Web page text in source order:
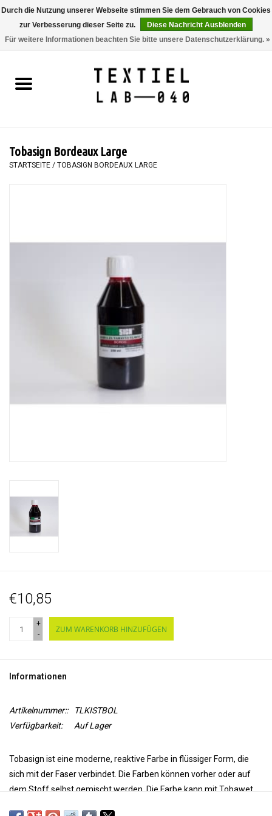
0 Artikel - €0,00
BÜCHER
MALEN
Tobasign Bordeaux Large
STARTSEITE / TOBASIGN BORDEAUX LARGE
€10,85
+
-
ZUM WARENKORB HINZUFÜGEN
Informationen
Artikelnummer::
TLKISTBOL
Verfügbarkeit:
Auf Lager
Tobasign ist eine moderne, reaktive Farbe in flüssiger Form, die
sich mit der Faser verbindet. Die Farben können vorher oder auf
dem Stoff selbst gemischt werden. Die Farbe kann mit Tobawet
Durch die Nutzung unserer Webseite stimmen Sie dem Gebrauch von Cookies
zur Verbesserung dieser Seite zu.
Diese Nachricht Ausblenden
Für weitere Informationen beachten Sie bitte unsere Datenschutzerklärung. »